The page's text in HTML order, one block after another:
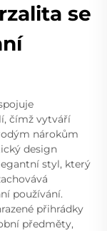
se
čímž vytváří
nárokům
design
styl, který
používání.
přihrádky
předměty,